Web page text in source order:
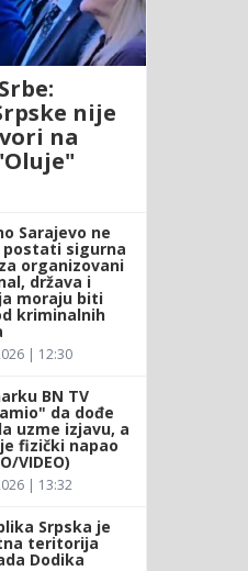
nije
na
Sarajevo ne
postati sigurna
organizovani
država i
moraju biti
kriminalnih
| 12:30
BN TV
da dođe
uzme izjavu, a
fizički napao
VIDEO)
| 13:32
Srpska je
teritorija
Dodika